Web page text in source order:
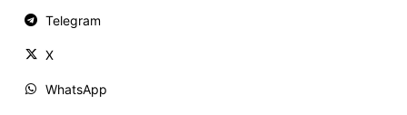
Telegram
X
WhatsApp